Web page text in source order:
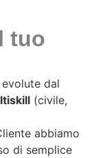
tuo
dal
(civile,
abbiamo
di semplice